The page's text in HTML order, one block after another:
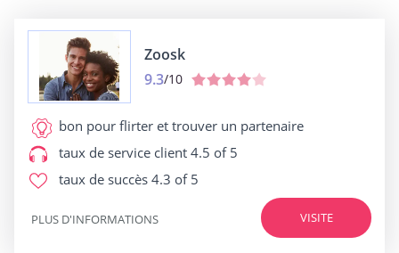
Zoosk
9.3/10
bon pour flirter et trouver un partenaire
taux de service client 4.5 of 5
taux de succès 4.3 of 5
VISITE
PLUS D'INFORMATIONS